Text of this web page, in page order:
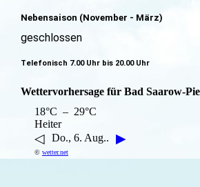
Nebensaison (November - März)
geschlossen
Telefonisch 7.00 Uhr bis 20.00 Uhr
Wettervorhersage für Bad Saarow-
18°C – 29°C
Heiter
◁ Do., 6. Aug.. ▶
© wetter.net